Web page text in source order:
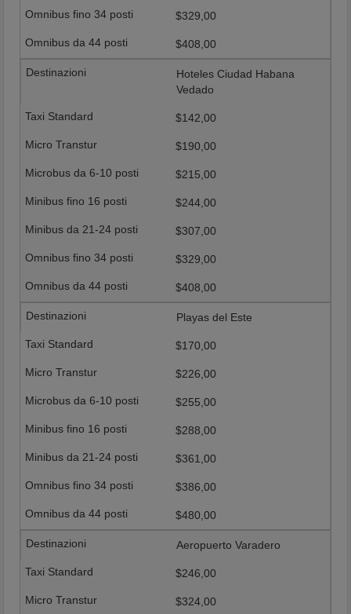
$329,00
$408,00
Hoteles Ciudad Habana
Vedado
$142,00
$190,00
$215,00
$244,00
$307,00
$329,00
$408,00
Playas del Este
$170,00
$226,00
$255,00
$288,00
$361,00
$386,00
$480,00
Aeropuerto Varadero
$246,00
$324,00